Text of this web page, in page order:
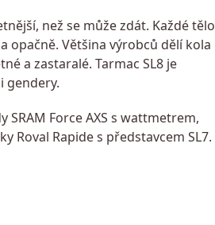
než se může zdát. Každé tělo
opačně. Většina výrobců dělí kola
a zastaralé. Tarmac SL8 je
gendery.
Force AXS s wattmetrem,
Roval Rapide s představcem SL7.